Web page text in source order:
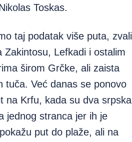
Toskas.
taj podatak više puta, zvali
Zakintosu, Lefkadi i ostalim
širom Grčke, ali zaista
tuča. Već danas se ponovo
na Krfu, kada su dva srpska
jednog stranca jer ih je
put do plaže, ali na